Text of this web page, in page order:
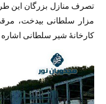
تصرف منازل بزرگان این
مزار سلطانی بیدخت،
کارخانهٔ شیر سلطانی